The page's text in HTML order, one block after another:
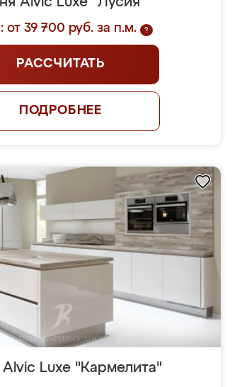
от 39 700 руб. за п.м. ?
РАССЧИТАТЬ
ПОДРОБНЕЕ
Alvic Luxe "Кармелита"